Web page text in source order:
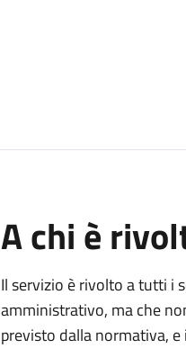
A chi è
Il servizio è rivolto a tutti i
amministrativo, ma che
previsto dalla normativa,